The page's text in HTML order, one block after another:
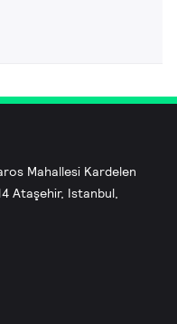
Mahallesi Kardelen
Ataşehir, Istanbul,